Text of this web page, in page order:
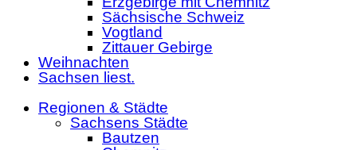
Sächsische Schweiz
Vogtland
Zittauer Gebirge
Weihnachten
Sachsen liest.
Regionen & Städte
Sachsens Städte
Bautzen